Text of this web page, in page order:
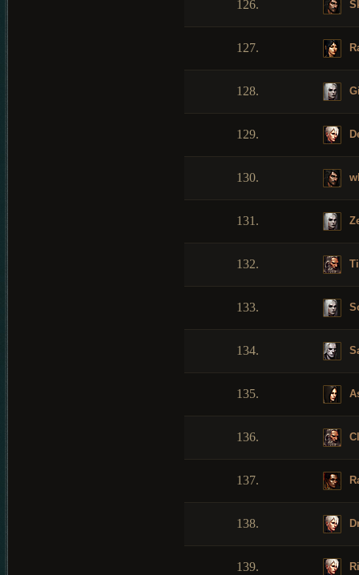
126.
127.
128.
129.
130.
131.
132.
133.
134.
135.
136.
137.
138.
139.